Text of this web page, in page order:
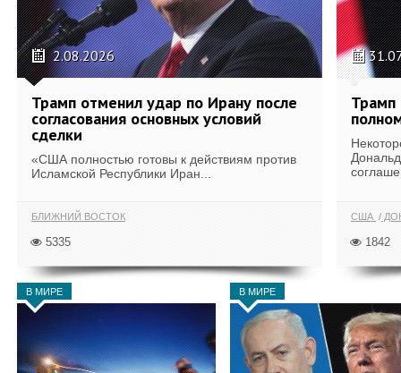
2.08.2026
Трамп отменил удар по Ирану после
согласования основных условий
сделки
«США полностью готовы к действиям против
Исламской Республики Иран...
БЛИЖНИЙ ВОСТОК
5335
Трамп
США
1842
В МИРЕ В МИРЕ